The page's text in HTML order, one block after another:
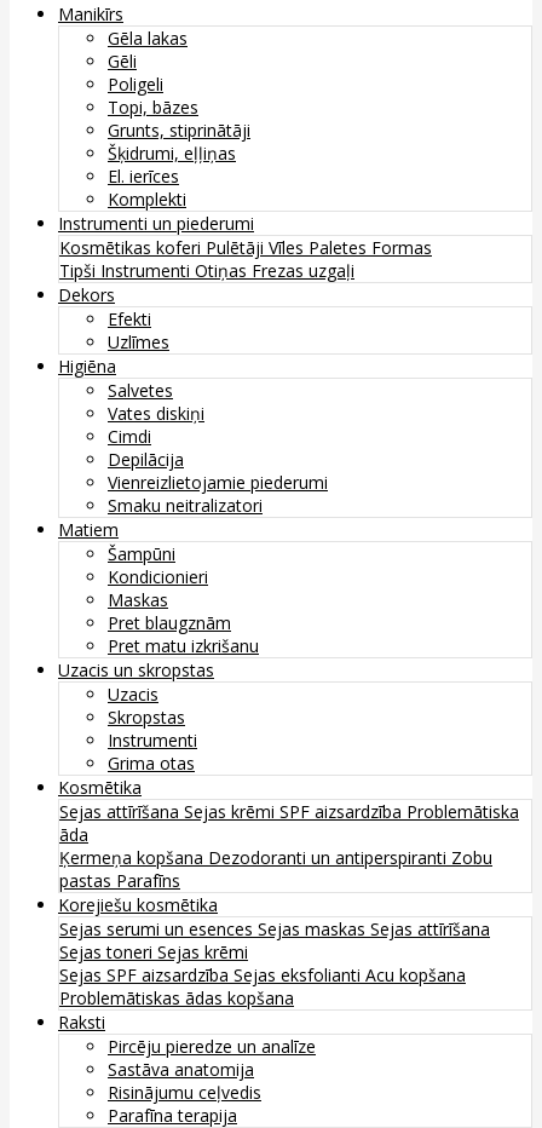
Manikīrs
Gēla lakas
Gēli
Poligeli
Topi, bāzes
Grunts, stiprinātāji
Šķidrumi, eļļiņas
El. ierīces
Komplekti
Instrumenti un piederumi
Kosmētikas koferi Pulētāji Vīles Paletes Formas
Tipši Instrumenti Otiņas Frezas uzgaļi
Dekors
Efekti
Uzlīmes
Higiēna
Salvetes
Vates diskiņi
Cimdi
Depilācija
Vienreizlietojamie piederumi
Smaku neitralizatori
Matiem
Šampūni
Kondicionieri
Maskas
Pret blaugznām
Pret matu izkrišanu
Uzacis un skropstas
Uzacis
Skropstas
Instrumenti
Grima otas
Kosmētika
Sejas attīrīšana Sejas krēmi SPF aizsardzība Problemātiska
āda
Ķermeņa kopšana Dezodoranti un antiperspiranti Zobu
pastas Parafīns
Korejiešu kosmētika
Sejas serumi un esences Sejas maskas Sejas attīrīšana
Sejas toneri Sejas krēmi
Sejas SPF aizsardzība Sejas eksfolianti Acu kopšana
Problemātiskas ādas kopšana
Raksti
Pircēju pieredze un analīze
Sastāva anatomija
Risinājumu ceļvedis
Parafīna terapija